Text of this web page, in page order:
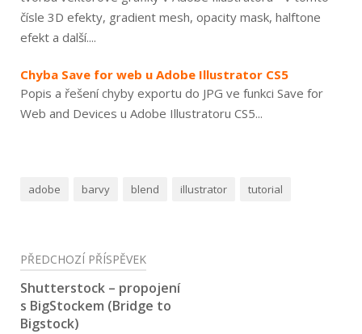
čísle 3D efekty, gradient mesh, opacity mask, halftone
efekt a další....
Chyba Save for web u Adobe Illustrator CS5
Popis a řešení chyby exportu do JPG ve funkci Save for
Web and Devices u Adobe Illustratoru CS5...
adobe barvy blend illustrator tutorial
Navigace
pro
příspěvek
PŘEDCHOZÍ PŘÍSPĚVEK
Shutterstock – propojení
s BigStockem (Bridge to
Bigstock)